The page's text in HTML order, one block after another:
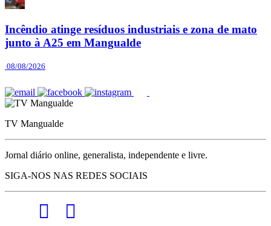
Incêndio atinge resíduos industriais e zona de mato
junto à A25 em Mangualde
08/08/2026
TV Mangualde
Jornal diário online, generalista, independente e livre.
SIGA-NOS NAS REDES SOCIAIS